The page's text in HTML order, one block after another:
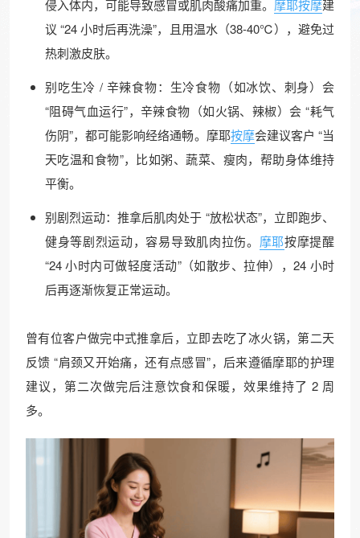
侵入体内，可能导致感冒或肌肉酸痛加重。 摩耶按摩建
议 “24 小时后再洗澡”，且用温水（38-40℃），避免过
热刺激皮肤。
别吃生冷 / 辛辣食物：生冷食物（如冰饮、刺身）会
“阻碍气血运行”，辛辣食物（如火锅、辣椒）会 “耗气
伤阴”，都可能影响经络通畅。摩耶按摩会建议客户 “当
天吃温和食物”，比如粥、蔬菜、瘦肉，帮助身体维持
平衡。
别剧烈运动：推拿后肌肉处于 “放松状态”，立即跑步、
健身等剧烈运动，容易导致肌肉拉伤。 摩耶按摩提醒
“24 小时内可做轻度活动”（如散步、拉伸），24 小时
后再逐渐恢复正常运动。
曾有位客户做完中式推拿后，立即去吃了冰火锅，第二天
反馈 “肩颈又开始痛，还有点感冒”，后来遵循摩耶的护理
建议，第二次做完后注意饮食和保暖，效果维持了 2 周
多。